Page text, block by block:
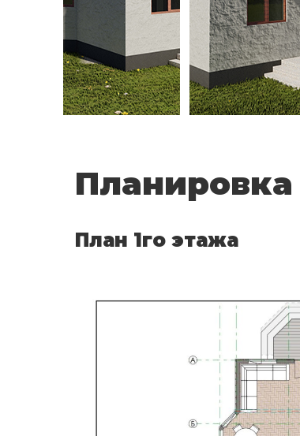
Планировка
План 1го этажа